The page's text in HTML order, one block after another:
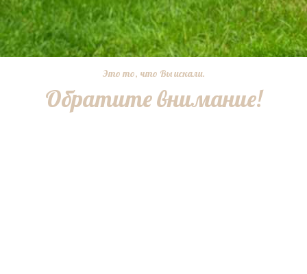
Это то, что Вы искали.
Обратите внимание!